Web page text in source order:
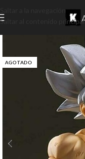
Saltar al contenido principal
AGOTADO